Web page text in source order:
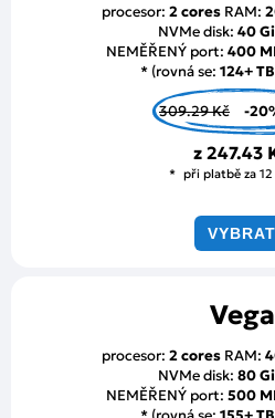
procesor: 2 coresRAM:
NVMe disk: 40
NEMĚŘENÝ port: 400
* (rovná se: 124+
309.29 Kč -
z 247.43
při platbě za 12
VYBRAT
Vega
procesor: 2 coresRAM:
NVMe disk: 80
NEMĚŘENÝ port: 500